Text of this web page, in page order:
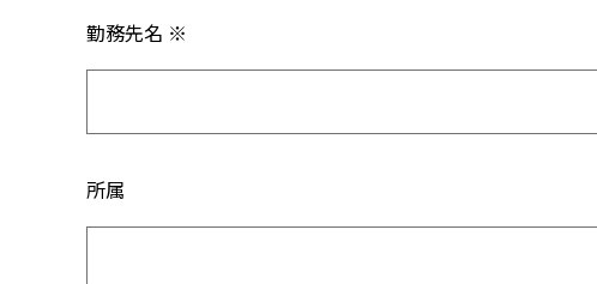
勤務先名 ※
所属